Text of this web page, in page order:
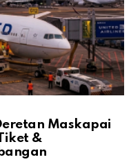
Maskapai
&